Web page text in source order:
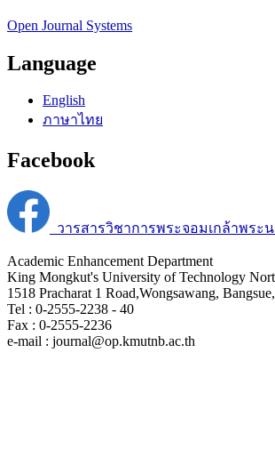
Open Journal Systems
Language
English
ภาษาไทย
Facebook
วารสารวิชาการพระจอมเกล้าพระ
Academic Enhancement Department
King Mongkut's University of Technology
1518 Pracharat 1 Road,Wongsawang,
Tel : 0-2555-2238 - 40
Fax : 0-2555-2236
e-mail : journal@op.kmutnb.ac.th